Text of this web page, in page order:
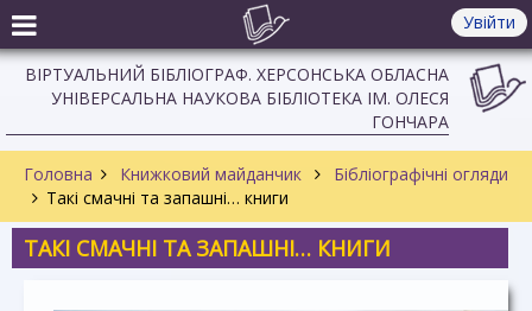
Увійти
ВІРТУАЛЬНИЙ БІБЛІОГРАФ. ХЕРСОНСЬКА ОБЛАСНА
УНІВЕРСАЛЬНА НАУКОВА БІБЛІОТЕКА ІМ. ОЛЕСЯ
ГОНЧАРА
Головна Книжковий майданчик
Бібліографічні огляди
Такі смачні та запашні… книги
ТАКІ СМАЧНІ ТА ЗАПАШНІ… КНИГИ